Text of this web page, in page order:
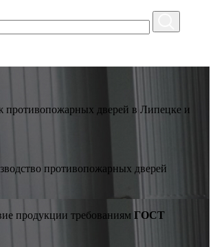
противопожарных дверей в Липецке и
противопожарных дверей
продукции требованиям ГОСТ